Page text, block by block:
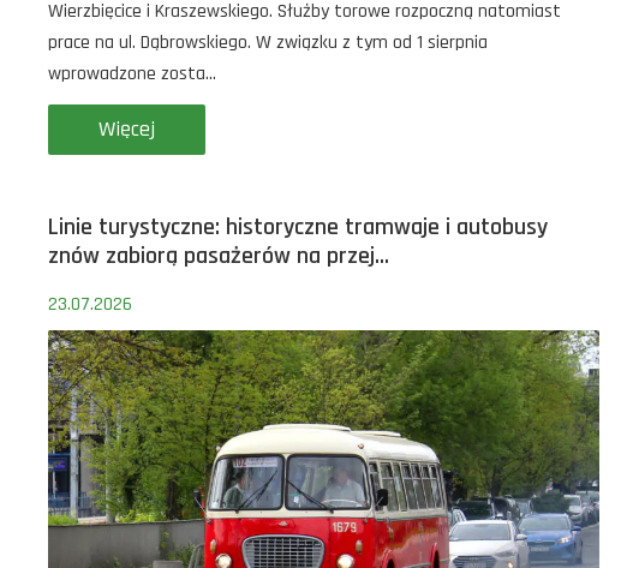
Wierzbięcice i Kraszewskiego. Służby torowe rozpoczną natomiast
prace na ul. Dąbrowskiego. W związku z tym od 1 sierpnia
wprowadzone zosta...
Więcej
Linie turystyczne: historyczne tramwaje i autobusy
znów zabiorą pasażerów na przej...
23.07.2026